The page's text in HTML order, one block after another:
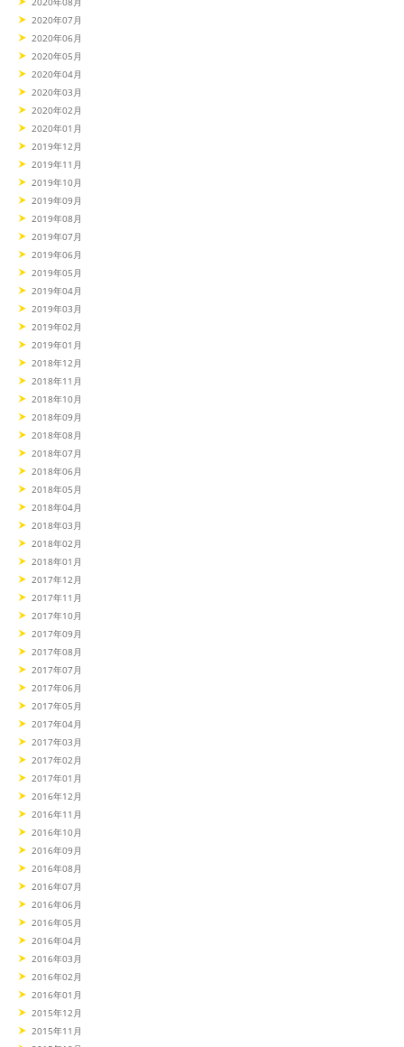
2020年07月
2020年06月
2020年05月
2020年04月
2020年03月
2020年02月
2020年01月
2019年12月
2019年11月
2019年10月
2019年09月
2019年08月
2019年07月
2019年06月
2019年05月
2019年04月
2019年03月
2019年02月
2019年01月
2018年12月
2018年11月
2018年10月
2018年09月
2018年08月
2018年07月
2018年06月
2018年05月
2018年04月
2018年03月
2018年02月
2018年01月
2017年12月
2017年11月
2017年10月
2017年09月
2017年08月
2017年07月
2017年06月
2017年05月
2017年04月
2017年03月
2017年02月
2017年01月
2016年12月
2016年11月
2016年10月
2016年09月
2016年08月
2016年07月
2016年06月
2016年05月
2016年04月
2016年03月
2016年02月
2016年01月
2015年12月
2015年11月